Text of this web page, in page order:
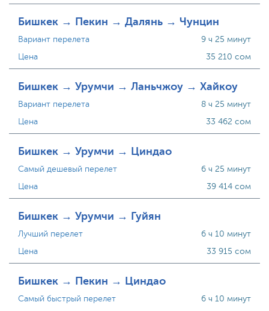
Бишкек → Пекин → Далянь → Чунцин
Вариант перелета
Цена
9 ч 25 минут
35 210 сом
Бишкек → Урумчи → Ланьчжоу → Хайкоу
Вариант перелета
Цена
8 ч 25 минут
33 462 сом
Бишкек → Урумчи → Циндао
Самый дешевый перелет
Цена
6 ч 25 минут
39 414 сом
Бишкек → Урумчи → Гуйян
Лучший перелет
Цена
6 ч 10 минут
33 915 сом
Бишкек → Пекин → Циндао
Самый быстрый перелет
6 ч 10 минут